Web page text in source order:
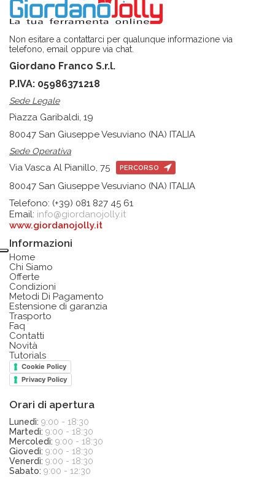
Non esitare a contattarci per qualunque informazione via
telefono, email oppure via chat.
Giordano Franco S.r.l.
P.IVA: 05986371218
Sede Legale
Piazza Garibaldi, 19
80047 San Giuseppe Vesuviano (NA) ITALIA
Sede Operativa
Via Vasca Al Pianillo, 75 PERCORSO
80047 San Giuseppe Vesuviano (NA) ITALIA
Telefono: (+39) 081 827 45 61
Email: info@giordanojolly.it
www.giordanojolly.it
Informazioni
Home
Chi Siamo
Offerte
Condizioni
Metodi Di Pagamento
Estensione di garanzia
Trasporto
Faq
Contatti
Novità
Tutorials
Cookie Policy
Privacy Policy
Orari di apertura
Lunedì: 9:00 - 18:30
Martedì: 9:00 - 18:30
Mercoledì: 9:00 - 18:30
Giovedì: 9:00 - 18:30
Venerdì: 9:00 - 18:30
Sabato: 9:00 - 12:30